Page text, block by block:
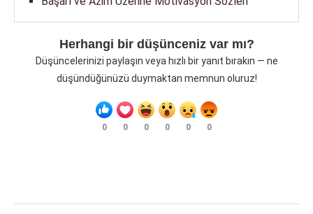
Herhangi bir düşünceniz var mı?
Düşüncelerinizi paylaşın veya hızlı bir yanıt bırakın — ne
düşündüğünüzü duymaktan memnun oluruz!
0 0 0 0 0 0